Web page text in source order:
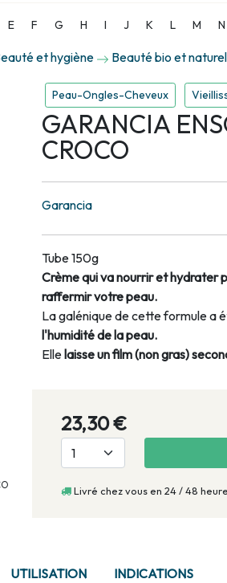
E F G H I J K L M N
et hygiène Beauté bio et
Peau-Ongles-Cheveux
GARANCIA
CROCO
Garancia
Tube 150g
Crème qui va nourrir et hydrater
raffermir votre peau.
La galénique de cette formule a
l'humidité de la peau.
Ellelaisse un film (non gras)
23,30 €
Livré chez vous en 24 / 48
UTILISATION INDICATIONS